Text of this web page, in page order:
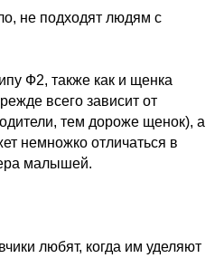
не подходят людям с
Ф2, также как и щенка
всего зависит от
тем дороже щенок), а
немножко отличаться в
малышей.
любят, когда им уделяют